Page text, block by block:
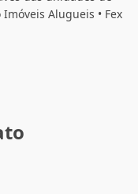
Alugueis • Fex